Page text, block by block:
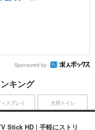
Sponsored by
キング
Stick HD | 手軽にストリ
スプレイ 犬用トイレ